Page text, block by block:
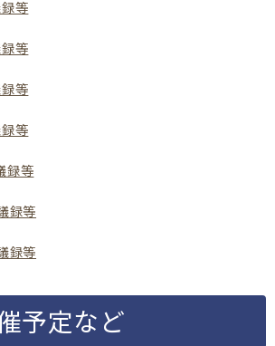
等
等
等
等
録等
録等
録等
予定など